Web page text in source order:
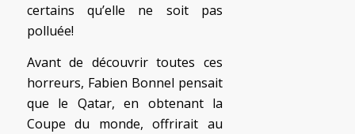
certains qu’elle ne soit pas
polluée!
Avant de découvrir toutes ces
horreurs, Fabien Bonnel pensait
que le Qatar, en obtenant la
Coupe du monde, offrirait au